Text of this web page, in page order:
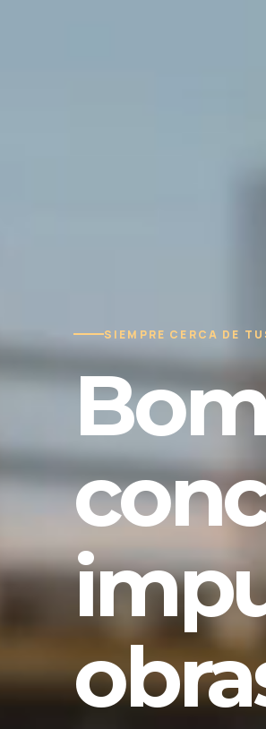
SIEMPRE CERCA DE